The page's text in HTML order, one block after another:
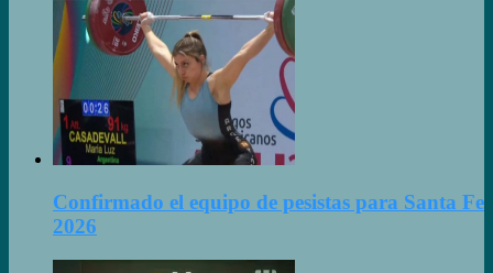
Confirmado el equipo de pesistas para Santa Fe
2026